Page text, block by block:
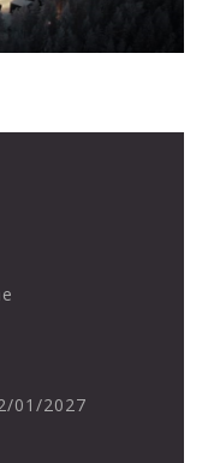
01/2027